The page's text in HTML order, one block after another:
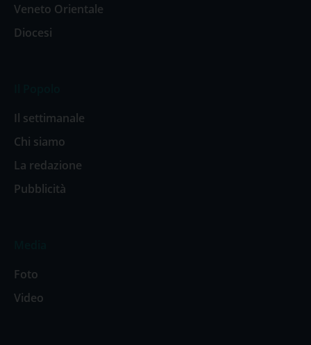
Veneto Orientale
Diocesi
Il settimanale
Chi siamo
La redazione
Pubblicità
Foto
Video